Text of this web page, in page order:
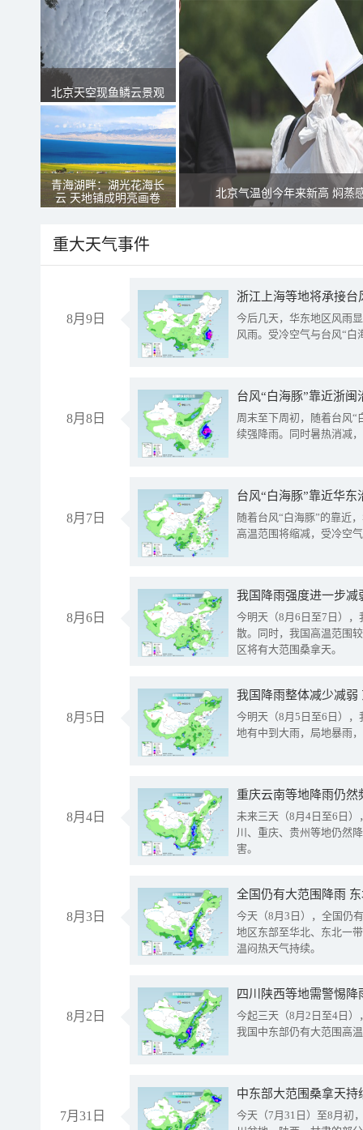
北京天空现鱼鳞云景观
青海湖畔：湖光花海长
云 天地铺成明亮画卷
北京气温创今年来新高 焖蒸
重大天气事件
8月9日
浙江上海等地将承接台
今后几天，华东地区风雨
风雨。受冷空气与台风“白
8月8日
台风“白海豚”靠近浙
周末至下周初，随着台风“
续强降雨。同时暑热消减
8月7日
台风“白海豚”靠近华
随着台风“白海豚”的靠近
高温范围将缩减，受冷空
8月6日
今明天（8月6日至7日）
散。同时，我国高温范围
区将有大范围桑拿天。
8月5日
我国降雨整体减少减弱
今明天（8月5日至6日）
地有中到大雨，局地暴雨
8月4日
重庆云南等地降雨仍然
未来三天（8月4日至6日
川、重庆、贵州等地仍然
害。
8月3日
全国仍有大范围降雨
今天（8月3日），全国仍
地区东部至华北、东北一
温闷热天气持续。
8月2日
今起三天（8月2日至4日
我国中东部仍有大范围高
7月31日
中东部大范围桑拿天
今天（7月31日）至8月初